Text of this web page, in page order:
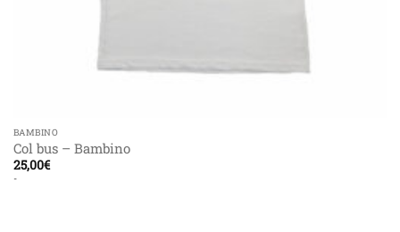
BAMBINO
Col bus – Bambino
25,00€
-